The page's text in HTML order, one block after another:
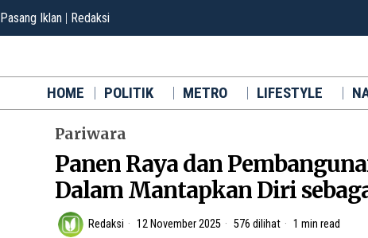
Pasang Iklan | Redaksi
HOME POLITIK METRO LIFESTYLE
Pariwara
Panen Raya dan
Dalam Mantapkan Diri
Redaksi 12 November 2025 576 dilihat 1 min read